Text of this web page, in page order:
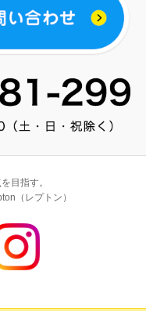
目指す。
（レプトン）